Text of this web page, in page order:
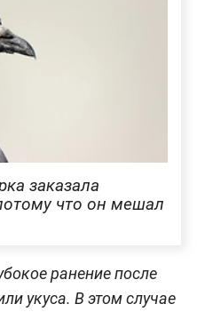
заказала
что он мешал
ранение после
укуса. В этом случае